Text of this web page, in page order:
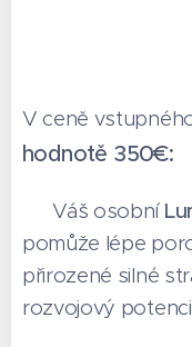
V ceně
hodnotě 350€:
👉 Váš osobní
pomůže lépe
přirozené silné
rozvojový